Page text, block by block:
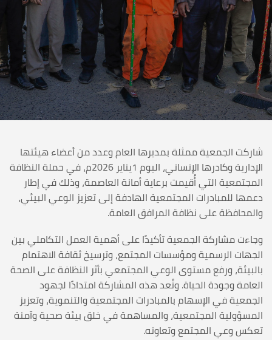
شاركت الجمعية ممثلة بمديرها العام وعدد من أعضاء هيئتها
الإدارية وكادرها الإنساني، اليوم 1يناير 2026م، في حملة النظافة
المجتمعية التي أُقيمت برعاية أمانة العاصمة، وذلك في إطار
دعمها للمبادرات المجتمعية الهادفة إلى تعزيز الوعي البيئي،
والمحافظة على نظافة المرافق العامة.
وجاءت مشاركة الجمعية تأكيدًا على أهمية العمل التكاملي بين
الجهات الرسمية ومؤسسات المجتمع، وترسيخ ثقافة الاهتمام
بالبيئة، ورفع مستوى الوعي المجتمعي بأثر النظافة على الصحة
العامة وجودة الحياة. وتُعد هذه المشاركة امتدادًا لجهود
الجمعية في الإسهام بالمبادرات المجتمعية والتنموية، وتعزيز
المسؤولية المجتمعية، والمساهمة في خلق بيئة صحية وآمنة
تعكس وعي المجتمع وتعاونه.